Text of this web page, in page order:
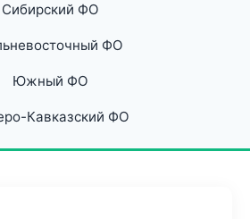
Сибирский ФО
ФО
Южный ФО
Кавказский ФО